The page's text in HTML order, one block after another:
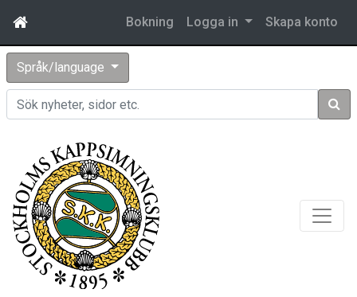
Bokning Logga in Skapa konto
Språk/language
Sök